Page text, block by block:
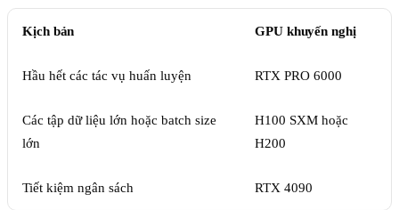
Kịch bản GPU khuyến nghị
Hầu hết các tác vụ huấn luyện RTX PRO 6000
Các tập dữ liệu lớn hoặc batch size
lớn
H100 SXM hoặc
H200
Tiết kiệm ngân sách RTX 4090